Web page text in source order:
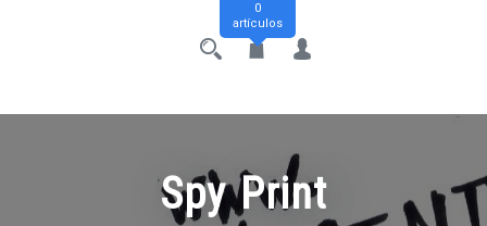
0
artículos
Spy Print